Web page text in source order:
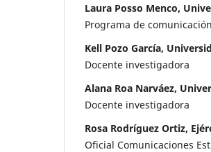
Laura Posso Menco,
Programa de
Kell Pozo García,
Docente investigadora
Alana Roa Narváez,
Docente investigadora
Rosa Rodríguez Ortiz,
Oficial Comunicaciones